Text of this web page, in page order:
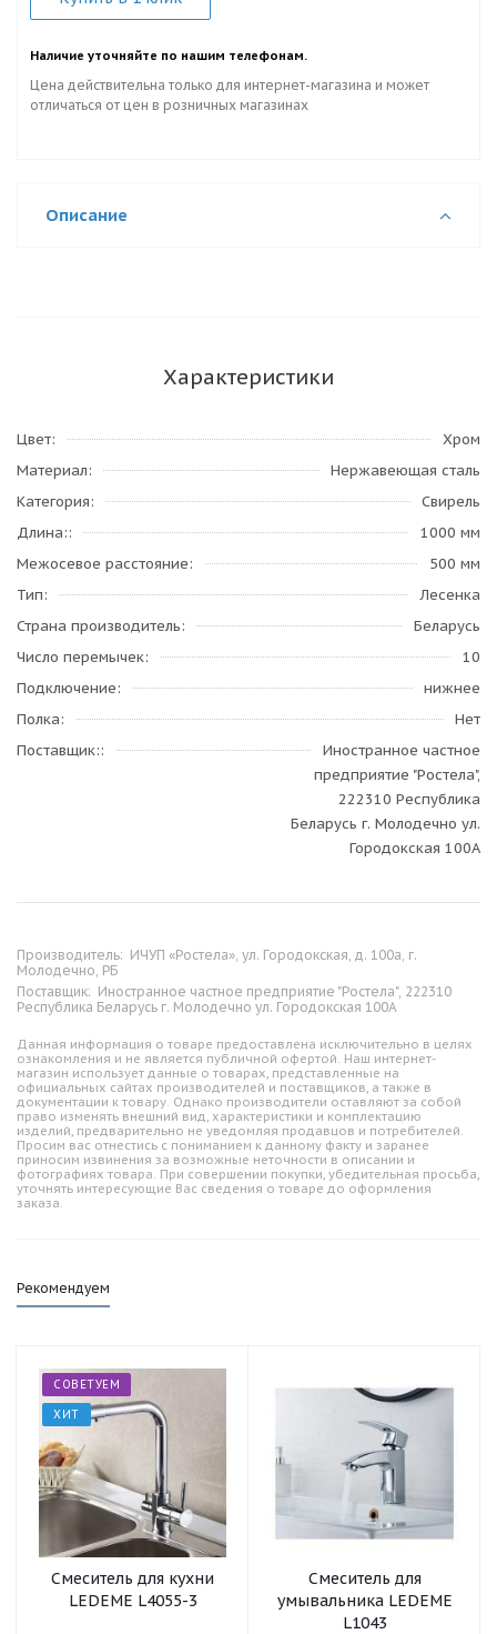
Наличие уточняйте по нашим телефонам.
Цена действительна только для интернет-магазина и может
отличаться от цен в розничных магазинах
Описание
Характеристики
Цвет
Хром
Материал
Нержавеющая сталь
Категория
Свирель
Длина:
1000 мм
Межосевое расстояние
500 мм
Тип
Лесенка
Страна производитель
Беларусь
Число перемычек
10
Подключение
нижнее
Полка
Нет
Поставщик:
Иностранное частное
предприятие "Ростела",
222310 Республика
Беларусь г. Молодечно ул.
Городокская 100А
Производитель: ИЧУП «Ростела», ул. Городокская, д. 100а, г.
Молодечно, РБ
Поставщик: Иностранное частное предприятие "Ростела", 222310
Республика Беларусь г. Молодечно ул. Городокская 100А
Данная информация о товаре предоставлена исключительно в целях
ознакомления и не является публичной офертой. Наш интернет-
магазин использует данные о товарах, представленные на
официальных сайтах производителей и поставщиков, а также в
документации к товару. Однако производители оставляют за собой
право изменять внешний вид, характеристики и комплектацию
изделий, предварительно не уведомляя продавцов и потребителей.
Просим вас отнестись с пониманием к данному факту и заранее
приносим извинения за возможные неточности в описании и
фотографиях товара. При совершении покупки, убедительная просьба,
уточнять интересующие Вас сведения о товаре до оформления
заказа.
Рекомендуем
СОВЕТУЕМ
ХИТ
Смеситель для кухни
LEDEME L4055-3
Смеситель для
умывальника LEDEME
L1043